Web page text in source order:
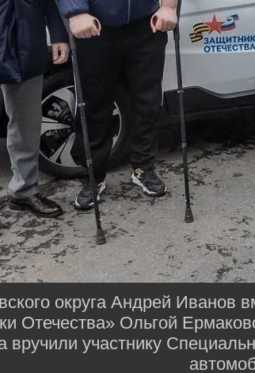
округа Андрей Иванов
Отечества» Ольгой
вручили участнику